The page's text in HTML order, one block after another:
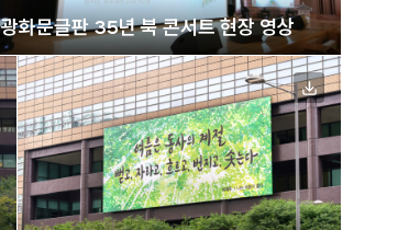
광화문글판 35년 북 콘서트 현장 영상